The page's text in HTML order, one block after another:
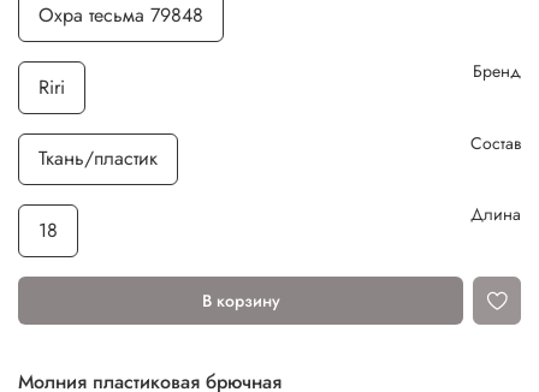
Молния пластиковая брючная
В корзину
Охра тесьма 79848
Бренд
Riri
Состав
Ткань/пластик
Длина
18